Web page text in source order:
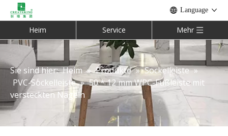
Language
Heim Service Mehr
Sie sind hier: Heim » Produkte » Sockelleiste »
PVC-Sockelleiste » 50 * 12 mm WPC-Fußleiste mit
versteckten Nägeln